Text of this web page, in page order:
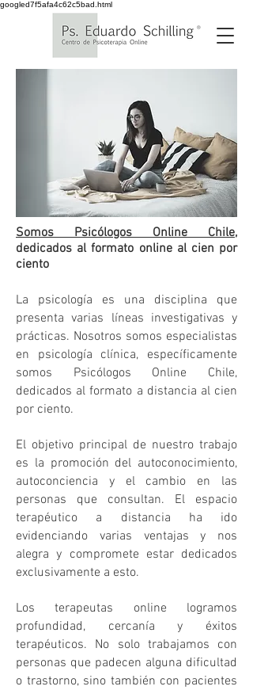
googled7f5afa4c62c5bad.html
Somos Psicólogos Online Chile,
dedicados al formato online al cien por
ciento
La psicología es una disciplina que
presenta varias líneas investigativas y
prácticas. Nosotros somos especialistas
en psicología clínica, específicamente
somos Psicólogos Online Chile,
dedicados al formato a distancia al cien
por ciento.
El objetivo principal de nuestro trabajo
es la promoción del autoconocimiento,
autoconciencia y el cambio en las
personas que consultan. El espacio
terapéutico a distancia ha ido
evidenciando varias ventajas y nos
alegra y compromete estar dedicados
exclusivamente a esto.
Los terapeutas online logramos
profundidad, cercanía y éxitos
terapéuticos. No solo trabajamos con
personas que padecen alguna dificultad
o trastorno, sino también con pacientes